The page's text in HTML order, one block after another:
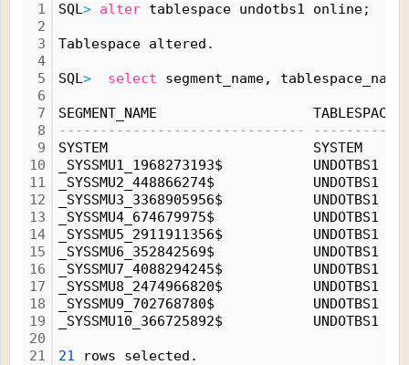
1
2
3
4
5
6
7
8
9
10
11
12
13
14
15
16
17
18
19
20
21
SQL> alter tablespace undotbs1 online;
Tablespace altered.
SQL> select segment_name,
SEGMENT_NAME
------------------------------
SYSTEM                         SYSTEM
_SYSSMU1_1968273193$           UNDOTBS1
_SYSSMU2_448866274$            UNDOTBS1
_SYSSMU3_3368905956$           UNDOTBS1
_SYSSMU4_674679975$            UNDOTBS1
_SYSSMU5_2911911356$           UNDOTBS1
_SYSSMU6_352842569$            UNDOTBS1
_SYSSMU7_4088294245$           UNDOTBS1
_SYSSMU8_2474966820$           UNDOTBS1
_SYSSMU9_702768780$            UNDOTBS1
_SYSSMU10_366725892$           UNDOTBS1
21 rows selected.